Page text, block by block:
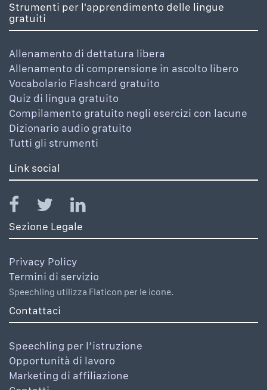
Strumenti per l'apprendimento delle lingue
gratuiti
Allenamento di dettatura libera
Allenamento di comprensione in ascolto libero
Vocabolario Flashcard gratuito
Quiz di lingua gratuito
Compilamento gratuito negli esercizi con lacune
Dizionario audio gratuito
Tutti gli strumenti
Link social
Sezione Legale
Privacy Policy
Termini di servizio
Speechling utilizza Flaticon per le icone.
Contattaci
Speechling per l’istruzione
Opportunità di lavoro
Marketing di affiliazione